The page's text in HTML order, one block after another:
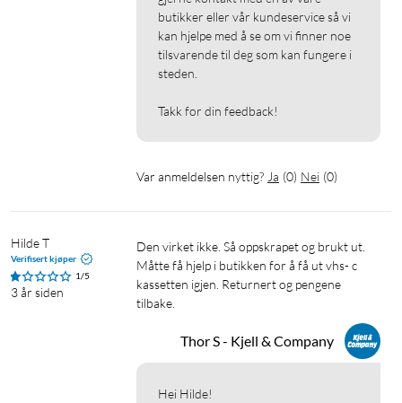
butikker eller vår kundeservice så vi
kan hjelpe med å se om vi finner noe
tilsvarende til deg som kan fungere i
steden.
Takk for din feedback!
Var anmeldelsen nyttig? Ja (0) Nei (0)
Hilde T
Verifisert kjøper
1/5
3 år siden
Den virket ikke. Så oppskrapet og brukt ut.
Måtte få hjelp i butikken for å få ut vhs- c
kassetten igjen. Returnert og pengene
tilbake.
Thor S - Kjell & Company
Hei Hilde!